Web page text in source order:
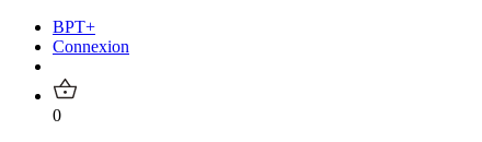
BPT+
Connexion
0